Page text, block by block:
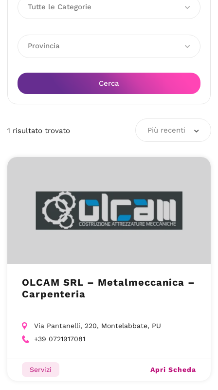
Tutte le Categorie
Provincia
Cerca
1 risultato trovato Più recenti
OLCAM SRL – Metalmeccanica –
Carpenteria
Via Pantanelli, 220, Montelabbate, PU
+39 0721917081
Servizi Apri Scheda